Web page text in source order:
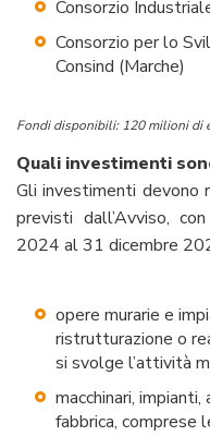
Consorzio
Consorzio per lo
Consind (Marche)
Fondi disponibili: 120 milioni di
Quali investimenti
Gli investimenti devono
previsti dall’Avviso,
2024 al 31 dicembre
opere murarie e
ristrutturazione o
si svolge l’attività
macchinari,
fabbrica, comprese